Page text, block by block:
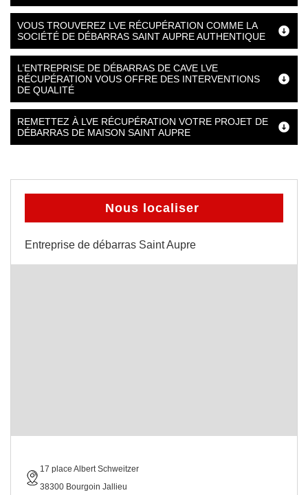
VOUS TROUVEREZ LVE RÉCUPÉRATION COMME LA
SOCIÉTÉ DE DÉBARRAS SAINT AUPRE AUTHENTIQUE
L’ENTREPRISE DE DÉBARRAS DE CAVE LVE
RÉCUPÉRATION VOUS OFFRE DES INTERVENTIONS
DE QUALITÉ
REMETTEZ À LVE RÉCUPÉRATION VOTRE PROJET DE
DÉBARRAS DE MAISON SAINT AUPRE
Nous localiser
Entreprise de débarras Saint Aupre
17 place Albert Schweitzer
38300 Bourgoin Jallieu